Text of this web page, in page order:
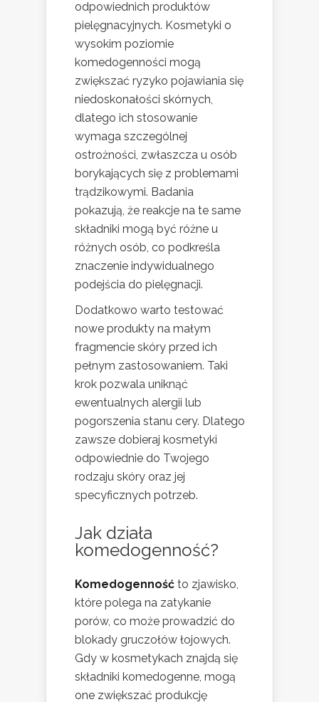
odpowiednich produktów
pielęgnacyjnych. Kosmetyki o
wysokim poziomie
komedogenności mogą
zwiększać ryzyko pojawiania się
niedoskonałości skórnych,
dlatego ich stosowanie
wymaga szczególnej
ostrożności, zwłaszcza u osób
borykających się z problemami
trądzikowymi. Badania
pokazują, że reakcje na te same
składniki mogą być różne u
różnych osób, co podkreśla
znaczenie indywidualnego
podejścia do pielęgnacji.
Dodatkowo warto testować
nowe produkty na małym
fragmencie skóry przed ich
pełnym zastosowaniem. Taki
krok pozwala uniknąć
ewentualnych alergii lub
pogorszenia stanu cery. Dlatego
zawsze dobieraj kosmetyki
odpowiednie do Twojego
rodzaju skóry oraz jej
specyficznych potrzeb.
Jak działa
komedogenność?
Komedogenność to zjawisko,
które polega na zatykanie
porów, co może prowadzić do
blokady gruczołów łojowych.
Gdy w kosmetykach znajdą się
składniki komedogenne, mogą
one zwiększać produkcję